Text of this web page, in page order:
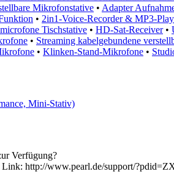
Mikrofonstative • Adapter
• 2in1-Voice-Recorder & MP3-
Tischstative • HD-Sat-Receiver•
• Streaming kabelgebundene
• Klinken-Stand-Mikrofone •
Mini-Stativ)
Verfügung?
http://www.pearl.de/support/